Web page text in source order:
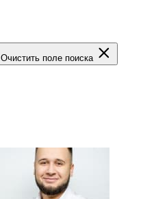
Очистить поле поиска